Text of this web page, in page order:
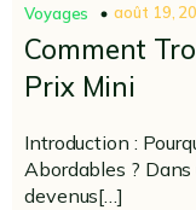
Voyages août 19,
Comment
Prix Mini
Introduction :
Abordables ?
devenus[…]